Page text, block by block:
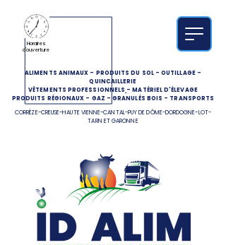
ALIMENTS ANIMAUX - PRODUITS DU SOL-OUTILLAGE-
QUINCAILLERIE
VÊTEMENTS PROFESSIONNELS -MATÉRIEL D'ÉLEVAGE
PRODUITS RÉGIONAUX - GAZ -GRANULÉS BOIS - TRANSPORTS
CORRÈZE-CREUSE-HAUTE VIENNE-CANTAL-PUY DE DÔME-DORDOGNE-LOT-
TARN ET GARONNE
Horaires
d'ouverture